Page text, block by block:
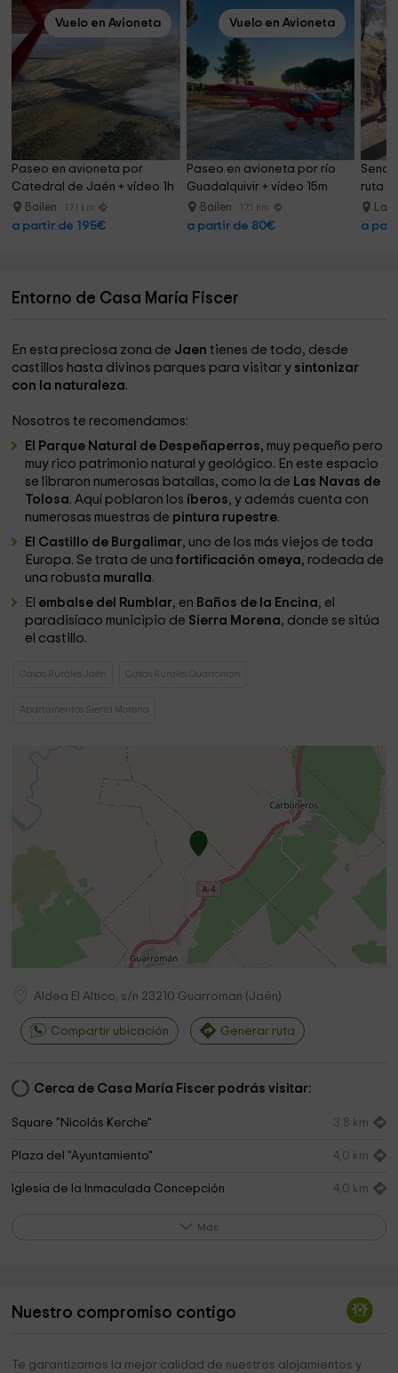
Vuelo en Avioneta
Paseo en avioneta por
Catedral de Jaén + vídeo 1h
Bailen 17.1 km
a partir de 195€
Vuelo en Avioneta
Paseo en avioneta por río
Guadalquivir + vídeo 15m
Bailen 17.1 km
a partir de 80€
ruta
La
a
Entorno de Casa María Fiscer
En esta preciosa zona de Jaen tienes de todo, desde
castillos hasta divinos parques para visitar y sintonizar
con la naturaleza.
Nosotros te recomendamos:
El Parque Natural de Despeñaperros, muy pequeño pero
muy rico patrimonio natural y geológico. En este espacio
se libraron numerosas batallas, como la de Las Navas de
Tolosa. Aquí poblaron los íberos, y además cuenta con
numerosas muestras de pintura rupestre.
El Castillo de Burgalimar, uno de los más viejos de toda
Europa. Se trata de unafortificación omeya, rodeada de
una robusta muralla.
El embalse del Rumblar, en Baños de la Encina, el
paradisíaco municipio de Sierra Morena, donde se sitúa
el castillo.
Casas Rurales Jaén Casas Rurales Guarroman
Apartamentos Sierra Morena
Aldea El Altico, s/n 23210 Guarroman (Jaén)
Compartir ubicación Generar ruta
Cerca de Casa María Fiscer podrás visitar:
Square "Nicolás Kerche" 3,8 km
Plaza del "Ayuntamiento" 4,0 km
Iglesia de la Inmaculada Concepción 4,0 km
Cementerio Municipal de Guarromán
Ifeja Jaen 10,3 km
Más
Nuestro compromiso contigo
Te garantizamos la mejor calidad de nuestros alojamientos y